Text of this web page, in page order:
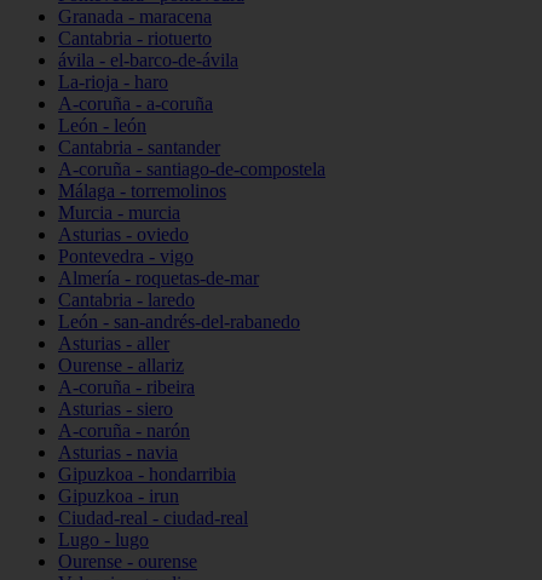
Granada - maracena
Cantabria - riotuerto
ávila - el-barco-de-ávila
La-rioja - haro
A-coruña - a-coruña
León - león
Cantabria - santander
A-coruña - santiago-de-compostela
Málaga - torremolinos
Murcia - murcia
Asturias - oviedo
Pontevedra - vigo
Almería - roquetas-de-mar
Cantabria - laredo
León - san-andrés-del-rabanedo
Asturias - aller
Ourense - allariz
A-coruña - ribeira
Asturias - siero
A-coruña - narón
Asturias - navia
Gipuzkoa - hondarribia
Gipuzkoa - irun
Ciudad-real - ciudad-real
Lugo - lugo
Ourense - ourense